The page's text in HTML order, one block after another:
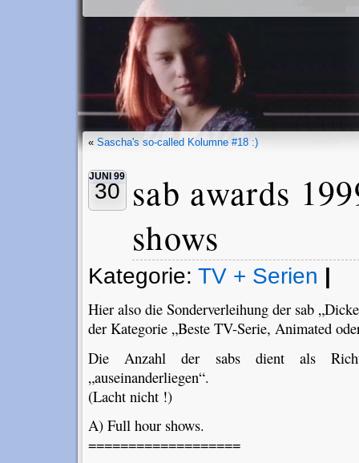
« Sascha's so-called Kolumne #18 :)
JUNI 99
30 sab awards
shows
Kategorie: TV + Serien |
Hier also die Sonderverleihung der sab
der Kategorie „Beste TV-Serie, Animated
Die Anzahl der sabs dient als
„auseinanderliegen“.
(Lacht nicht !)
A) Full hour shows.
===================